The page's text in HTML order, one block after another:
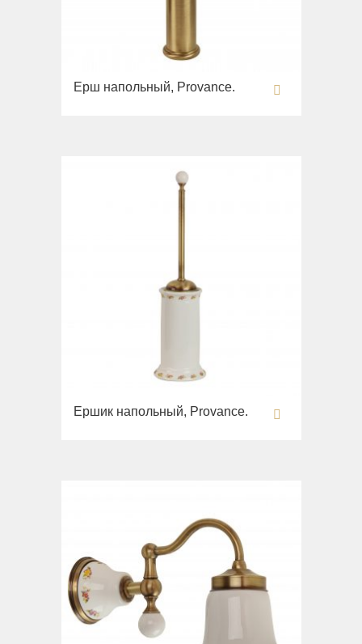
Ерш напольный, Provance.
Ершик напольный, Provance.